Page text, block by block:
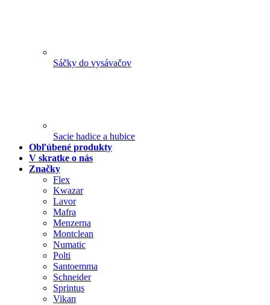
Sáčky do vysávačov
Sacie hadice a hubice
Obľúbené produkty
V skratke o nás
Značky
Flex
Kwazar
Lavor
Mafra
Menzerna
Montclean
Numatic
Polti
Santoemma
Schneider
Sprintus
Vikan